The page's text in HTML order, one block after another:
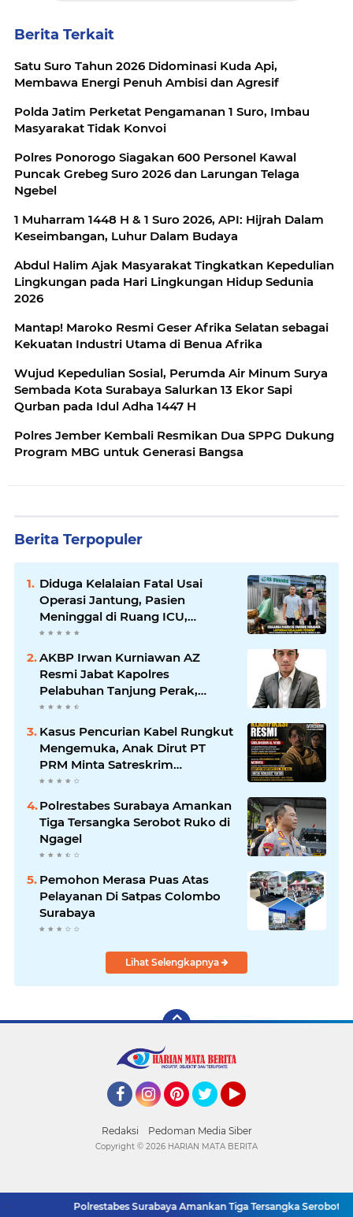
Berita Terkait
Satu Suro Tahun 2026 Didominasi Kuda Api,
Membawa Energi Penuh Ambisi dan Agresif
Polda Jatim Perketat Pengamanan 1 Suro, Imbau
Masyarakat Tidak Konvoi
Polres Ponorogo Siagakan 600 Personel Kawal
Puncak Grebeg Suro 2026 dan Larungan Telaga
Ngebel
1 Muharram 1448 H & 1 Suro 2026, API: Hijrah Dalam
Keseimbangan, Luhur Dalam Budaya
Abdul Halim Ajak Masyarakat Tingkatkan Kepedulian
Lingkungan pada Hari Lingkungan Hidup Sedunia
2026
Mantap! Maroko Resmi Geser Afrika Selatan sebagai
Kekuatan Industri Utama di Benua Afrika
Wujud Kepedulian Sosial, Perumda Air Minum Surya
Sembada Kota Surabaya Salurkan 13 Ekor Sapi
Qurban pada Idul Adha 1447 H
Polres Jember Kembali Resmikan Dua SPPG Dukung
Program MBG untuk Generasi Bangsa
Berita Terpopuler
Diduga Kelalaian Fatal Usai
Operasi Jantung, Pasien
Meninggal di Ruang ICU,
Keluarga Tuntut RSUD dr.
Jawab
AKBP Irwan Kurniawan AZ
Resmi Jabat Kapolres
Pelabuhan Tanjung Perak,
Pimpinan Redaksi
Sampaikan Ucapan Selamat
Kasus Pencurian Kabel Rungkut
Mengemuka, Anak Dirut PT
PRM Minta Satreskrim
Polrestabes Surabaya Usut
Polrestabes Surabaya Amankan
Tiga Tersangka Serobot Ruko di
Ngagel
Pemohon Merasa Puas Atas
Pelayanan Di Satpas Colombo
Surabaya
Lihat Selengkapnya
Redaksi Pedoman Media Siber
Polrestabes Surabaya Amankan Tiga Tersangka Serobot
Copyright © 2026 HARIAN MATA BERITA
SUPPORT BY PIXINDONESIA